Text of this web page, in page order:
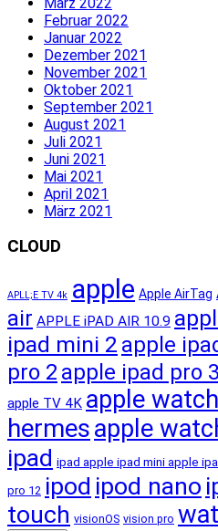
Februar 2022
Januar 2022
Dezember 2021
November 2021
Oktober 2021
September 2021
August 2021
Juli 2021
Juni 2021
Mai 2021
April 2021
März 2021
CLOUD
APLL;E TV 4k apple Apple AirTag
air APPLE iPAD AIR 10.9
ipad mini 2 apple
pro 2 apple ipad pro 3
apple TV 4K apple watch
hermesapple
ipad ipad apple ipad mini apple
pro 12 ipod ipod nano
touch visionOS vision pro